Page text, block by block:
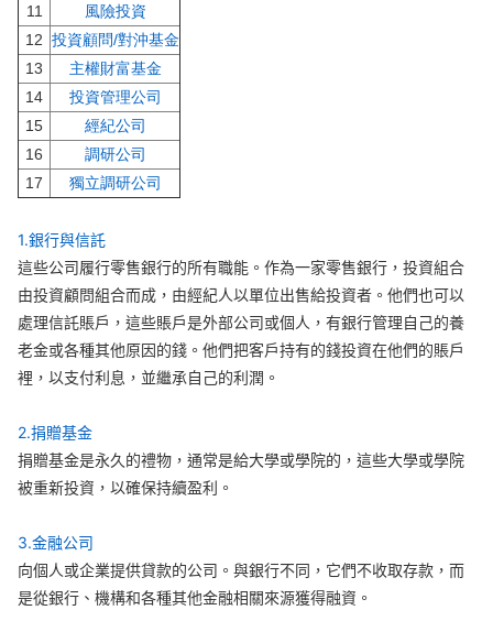
關於我們
媒體報導
11
風險投資
12 投資顧問/對沖基金
13
主權財富基金
14
投資管理公司
15
經紀公司
16
調研公司
17
獨立調研公司
1.銀行與信託
這些公司履行零售銀行的所有職能。作為一家零售銀行，投資組合
由投資顧問組合而成，由經紀人以單位出售給投資者。他們也可以
處理信託賬戶，這些賬戶是外部公司或個人，有銀行管理自己的養
老金或各種其他原因的錢。他們把客戶持有的錢投資在他們的賬戶
裡，以支付利息，並繼承自己的利潤。
2.捐贈基金
捐贈基金是永久的禮物，通常是給大學或學院的，這些大學或學院
被重新投資，以確保持續盈利。
3.金融公司
向個人或企業提供貸款的公司。與銀行不同，它們不收取存款，而
是從銀行、機構和各種其他金融相關來源獲得融資。